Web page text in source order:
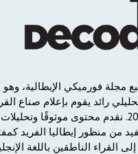
مجلة فورميكي الإيطالية، وهو
رائد يقوم بإعلام صناع
نقدم محتوى موثوقًا وتحليلات
من منظور إيطاليا الفريد
إلى القراء الناطقين باللغة